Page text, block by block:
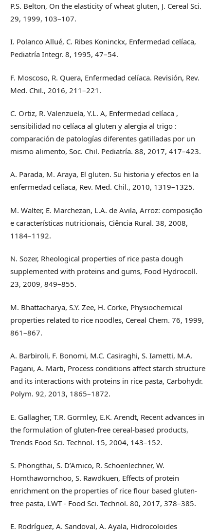
P.S. Belton, On the elasticity of wheat gluten, J. Cereal Sci.
29, 1999, 103–107.
I. Polanco Allué, C. Ribes Koninckx, Enfermedad celíaca,
Pediatría Integr. 8, 1995, 47–54.
F. Moscoso, R. Quera, Enfermedad celíaca. Revisión, Rev.
Med. Chil., 2016, 211–221.
C. Ortiz, R. Valenzuela, Y.L. A, Enfermedad celíaca ,
sensibilidad no celíaca al gluten y alergia al trigo :
comparación de patologías diferentes gatilladas por un
mismo alimento, Soc. Chil. Pediatría. 88, 2017, 417–423.
A. Parada, M. Araya, El gluten. Su historia y efectos en la
enfermedad celíaca, Rev. Med. Chil., 2010, 1319–1325.
M. Walter, E. Marchezan, L.A. de Avila, Arroz: composição
e características nutricionais, Ciência Rural. 38, 2008,
1184–1192.
N. Sozer, Rheological properties of rice pasta dough
supplemented with proteins and gums, Food Hydrocoll.
23, 2009, 849–855.
M. Bhattacharya, S.Y. Zee, H. Corke, Physiochemical
properties related to rice noodles, Cereal Chem. 76, 1999,
861–867.
A. Barbiroli, F. Bonomi, M.C. Casiraghi, S. Iametti, M.A.
Pagani, A. Marti, Process conditions affect starch structure
and its interactions with proteins in rice pasta, Carbohydr.
Polym. 92, 2013, 1865–1872.
E. Gallagher, T.R. Gormley, E.K. Arendt, Recent advances in
the formulation of gluten-free cereal-based products,
Trends Food Sci. Technol. 15, 2004, 143–152.
S. Phongthai, S. D’Amico, R. Schoenlechner, W.
Homthawornchoo, S. Rawdkuen, Effects of protein
enrichment on the properties of rice flour based gluten-
free pasta, LWT - Food Sci. Technol. 80, 2017, 378–385.
E. Rodríguez, A. Sandoval, A. Ayala, Hidrocoloides